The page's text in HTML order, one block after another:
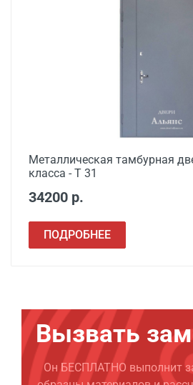
Металлическая тамбурная
класса - Т 31
34200 р.
ПОДРОБНЕЕ
Вызвать
Он БЕСПЛАТНО выполнит